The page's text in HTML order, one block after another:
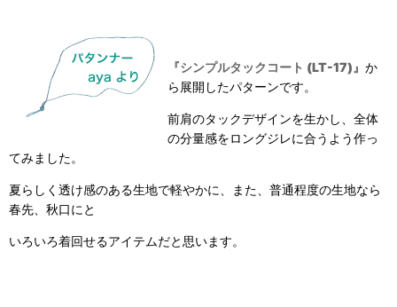
『シンプルタックコート (LT-17)』 か
ら展開したパターンです。
前肩のタックデザインを生かし、全体
の分量感をロングジレに合うよう作っ
てみました。
夏らしく透け感のある生地で軽やかに、また、普通程度の生地なら
春先、秋口にと
いろいろ着回せるアイテムだと思います。